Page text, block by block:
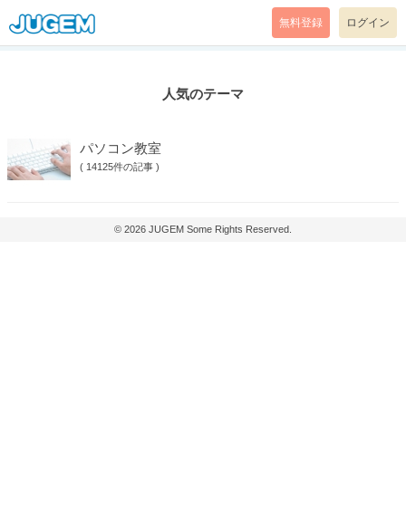
無料登録 ログイン
人気のテーマ
パソコン教室
( 14125件の記事 )
© 2026 JUGEM Some Rights Reserved.